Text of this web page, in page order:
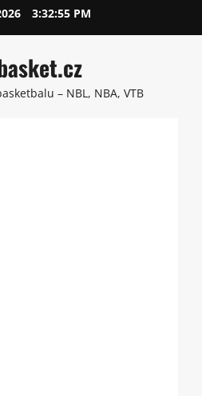
3:32:56 PM
– NBL, NBA, VTB